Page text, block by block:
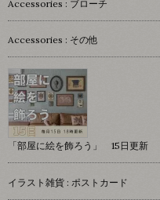
Accessories : ブローチ
Accessories : その他
「部屋に絵を飾ろう」 15日更新
イラスト雑貨 : ポストカード